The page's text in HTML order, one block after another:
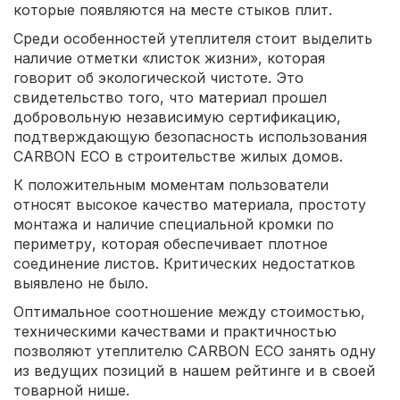
которые появляются на месте стыков плит.
Среди особенностей утеплителя стоит выделить
наличие отметки «листок жизни», которая
говорит об экологической чистоте. Это
свидетельство того, что материал прошел
добровольную независимую сертификацию,
подтверждающую безопасность использования
CARBON ECO в строительстве жилых домов.
К положительным моментам пользователи
относят высокое качество материала, простоту
монтажа и наличие специальной кромки по
периметру, которая обеспечивает плотное
соединение листов. Критических недостатков
выявлено не было.
Оптимальное соотношение между стоимостью,
техническими качествами и практичностью
позволяют утеплителю CARBON ECO занять одну
из ведущих позиций в нашем рейтинге и в своей
товарной нише.